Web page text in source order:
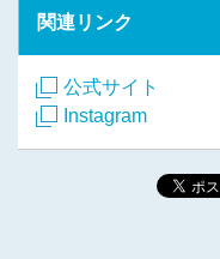
関連リンク
公式サイト
Instagram